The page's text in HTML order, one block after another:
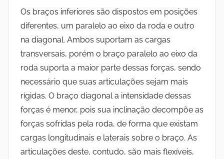
Os braços inferiores são dispostos em posições
diferentes, um paralelo ao eixo da roda e outro
na diagonal. Ambos suportam as cargas
transversais, porém o braço paralelo ao eixo da
roda suporta a maior parte dessas forças, sendo
necessário que suas articulações sejam mais
rígidas. O braço diagonal a intensidade dessas
forças é menor, pois sua inclinação decompõe as
forças sofridas pela roda, de forma que existam
cargas longitudinais e laterais sobre o braço. As
articulações deste, contudo, são mais flexíveis,